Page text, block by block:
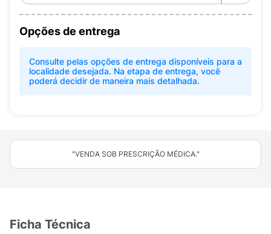
Opções de entrega
Consulte pelas opções de entrega disponíveis para a
localidade desejada. Na etapa de entrega, você
poderá decidir de maneira mais detalhada.
"VENDA SOB PRESCRIÇÃO MÉDICA."
Ficha Técnica